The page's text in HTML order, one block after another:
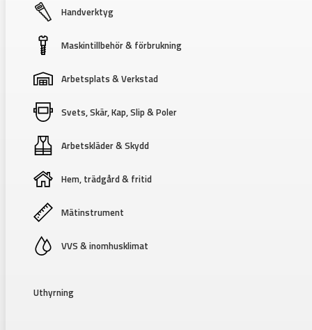
Handverktyg
Maskintillbehör & förbrukning
Arbetsplats & Verkstad
Svets, Skär, Kap, Slip & Poler
Arbetskläder & Skydd
Hem, trädgård & fritid
Mätinstrument
VVS & inomhusklimat
Uthyrning